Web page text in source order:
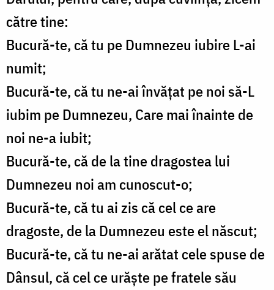
către tine:
Bucură-te, că tu pe Dumnezeu iubire L-ai
numit;
Bucură-te, că tu ne-ai învăţat pe noi să-L
iubim pe Dumnezeu, Care mai înainte de
noi ne-a iubit;
Bucură-te, că de la tine dragostea lui
Dumnezeu noi am cunoscut-o;
Bucură-te, că tu ai zis că cel ce are
dragoste, de la Dumnezeu este el născut;
Bucură-te, că tu ne-ai arătat cele spuse de
Dânsul, că cel ce urăşte pe fratele său